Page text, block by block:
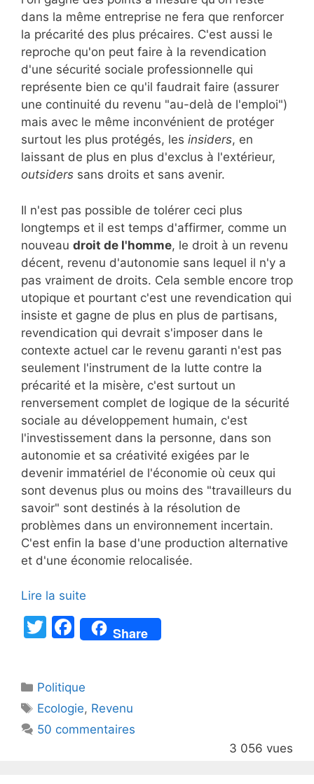
dans la même entreprise ne fera que renforcer
la précarité des plus précaires. C'est aussi le
reproche qu'on peut faire à la revendication
d'une sécurité sociale professionnelle qui
représente bien ce qu'il faudrait faire (assurer
une continuité du revenu "au-delà de l'emploi")
mais avec le même inconvénient de protéger
surtout les plus protégés, les insiders, en
laissant de plus en plus d'exclus à l'extérieur,
outsiders sans droits et sans avenir.
Il n'est pas possible de tolérer ceci plus
longtemps et il est temps d'affirmer, comme un
nouveau droit de l'homme, le droit à un revenu
décent, revenu d'autonomie sans lequel il n'y a
pas vraiment de droits. Cela semble encore trop
utopique et pourtant c'est une revendication qui
insiste et gagne de plus en plus de partisans,
revendication qui devrait s'imposer dans le
contexte actuel car le revenu garanti n'est pas
seulement l'instrument de la lutte contre la
précarité et la misère, c'est surtout un
renversement complet de logique de la sécurité
sociale au développement humain, c'est
l'investissement dans la personne, dans son
autonomie et sa créativité exigées par le
devenir immatériel de l'économie où ceux qui
sont devenus plus ou moins des "travailleurs du
savoir" sont destinés à la résolution de
problèmes dans un environnement incertain.
C'est enfin la base d'une production alternative
et d'une économie relocalisée.
Lire la suite
T
er
F
a
e
b
o
Share
Catégories
Politique
Étiquettes
Ecologie, Revenu
50 commentaires
3 056 vues